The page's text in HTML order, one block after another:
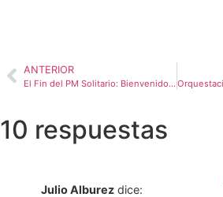
ANTERIOR
El Fin del PM Solitario: Bienvenidos a la Era de las «Colmenas de Agentes»
10 respuestas
Julio Alburez dice: